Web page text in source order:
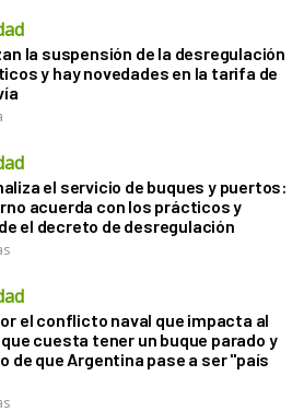
la suspensión de la desregulación
y hay novedades en la tarifa de
el servicio de buques y puertos:
acuerda con los prácticos y
el decreto de desregulación
el conflicto naval que impacta al
cuesta tener un buque parado y
de que Argentina pase a ser "país